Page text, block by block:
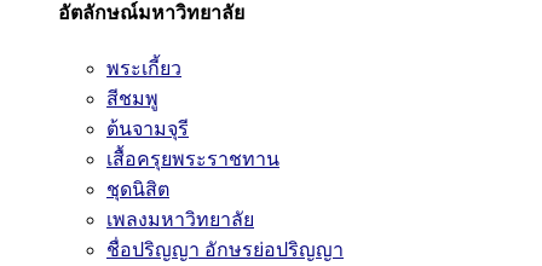
อัตลักษณ์มหาวิทยาลัย
พระเกี้ยว
สีชมพู
ต้นจามจุรี
เสื้อครุยพระราชทาน
ชุดนิสิต
เพลงมหาวิทยาลัย
ชื่อปริญญา อักษรย่อปริญญา